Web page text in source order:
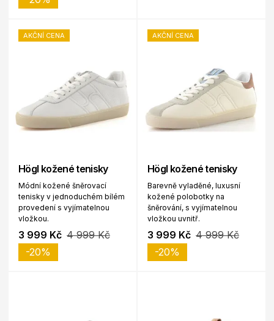
AKČNÍ CENA
Högl kožené tenisky
Módní kožené šněrovací
tenisky v jednoduchém bílém
provedení s vyjímatelnou
vložkou.
3 999 Kč 4 999 Kč
-20%
AKČNÍ CENA
Högl kožené tenisky
Barevně vyladěné, luxusní
kožené polobotky na
šněrování, s vyjímatelnou
vložkou uvnitř.
3 999 Kč 4 999 Kč
-20%